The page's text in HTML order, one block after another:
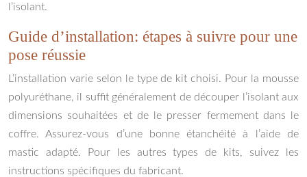
l’isolant.
Guide d’installation: étapes à suivre pour une
pose réussie
L’installation varie selon le type de kit choisi. Pour la mousse
polyuréthane, il suffit généralement de découper l’isolant aux
dimensions souhaitées et de le presser fermement dans le
coffre. Assurez-vous d’une bonne étanchéité à l’aide de
mastic adapté. Pour les autres types de kits, suivez les
instructions spécifiques du fabricant.